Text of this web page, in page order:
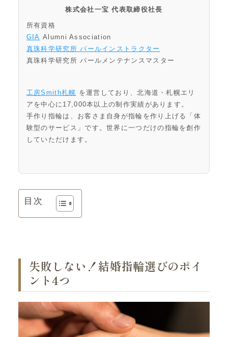
株式会社一宝 代表取締役社長
所有資格
GIA Alumni Association
真珠科学研究所 パールインストラクター
真珠科学研究所 パールメンテナンスマスター
工房Smith札幌 を運営しており、北海道・札幌エリ
アを中心に17,000本以上の制作実績があります。
手作り指輪は、お客さま自身が指輪を作り上げる「体
験型のサービス」です。世界に一つだけの指輪を創作
していただけます。
目次
失敗しない！結婚指輪選びのポイ
ント4つ